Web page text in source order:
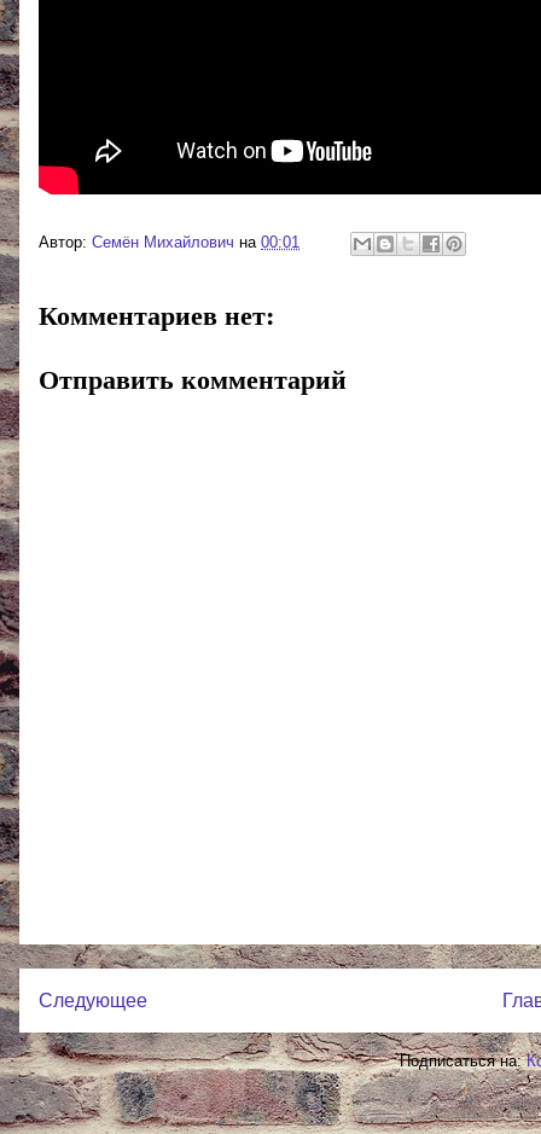
Автор: Cемён Михайлович на 00:01
Комментариев нет:
Отправить комментарий
Следующее
Подписаться на: